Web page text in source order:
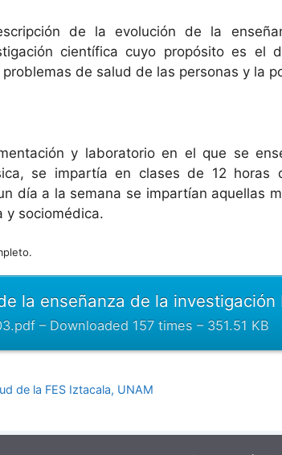
de la evolución de la
científica cuyo propósito es el
de salud de las personas y la
y laboratorio en el que se
se impartía en clases de 12 horas
día a la semana se impartían aquellas
y sociomédica.
la enseñanza de la investigación
– Downloaded 157 times – 351.51 KB
de la FES Iztacala, UNAM